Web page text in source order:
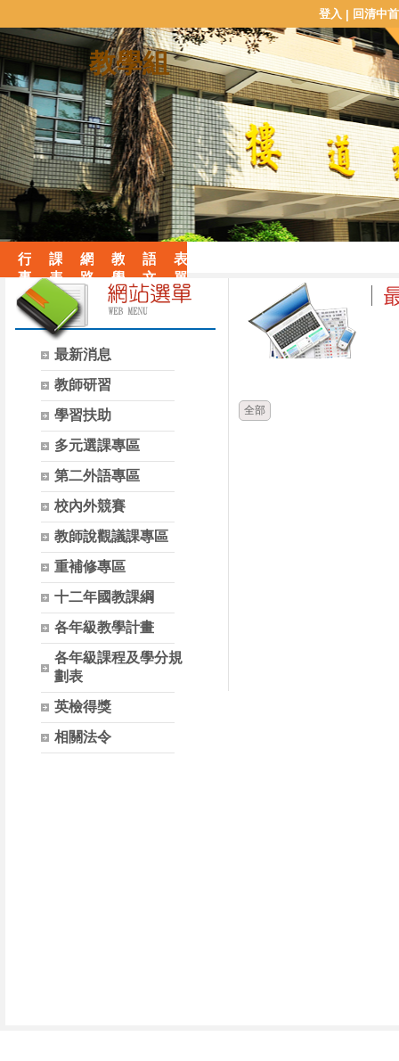
登入 | 回清中
教學組
行
事
曆
課
表
詢
網
路
統
與
平
台
教
學
特
色
活
語
文
藝
能
競
表
單
下
最新消息
教師研習
學習扶助
多元選課專區
第二外語專區
校內外競賽
教師說觀議課專區
重補修專區
十二年國教課綱
各年級教學計畫
各年級課程及學分規
劃表
英檢得獎
相關法令
全部